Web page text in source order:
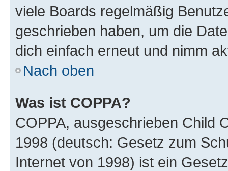
viele Boards regelmäßig
geschrieben haben, um die
dich einfach erneut und nimm
Nach oben
Was ist COPPA?
COPPA, ausgeschrieben Child
1998 (deutsch: Gesetz zum
Internet von 1998) ist ein